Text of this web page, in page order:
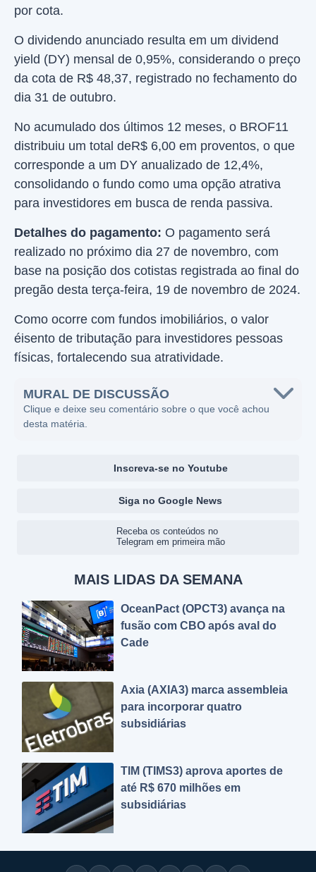
por cota.
O dividendo anunciado resulta em um dividend
yield (DY) mensal de 0,95%, considerando o preço
da cota de R$ 48,37, registrado no fechamento do
dia 31 de outubro.
No acumulado dos últimos 12 meses, o BROF11
distribuiu um total deR$ 6,00 em proventos, o que
corresponde a um DY anualizado de 12,4%,
consolidando o fundo como uma opção atrativa
para investidores em busca de renda passiva.
Detalhes do pagamento: O pagamento será
realizado no próximo dia 27 de novembro, com
base na posição dos cotistas registrada ao final do
pregão desta terça-feira, 19 de novembro de 2024.
Como ocorre com fundos imobiliários, o valor
éisento de tributação para investidores pessoas
físicas, fortalecendo sua atratividade.
MURAL DE DISCUSSÃO
Clique e deixe seu comentário sobre o que você achou
desta matéria.
Inscreva-se no Youtube
Siga no Google News
Receba os conteúdos no
Telegram em primeira mão
MAIS LIDAS DA SEMANA
OceanPact (OPCT3) avança na
fusão com CBO após aval do
Cade
Axia (AXIA3) marca assembleia
para incorporar quatro
subsidiárias
TIM (TIMS3) aprova aportes de
até R$ 670 milhões em
subsidiárias